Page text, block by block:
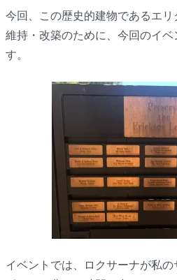
今回、この歴史的建物であるエリ
維持・改築のために、今回のイベ
す。
イベントでは、ロクサーナが私の